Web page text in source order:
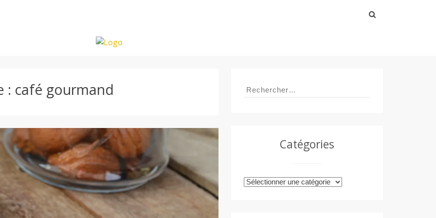
: café gourmand Rechercher :
Catégories
Catégories